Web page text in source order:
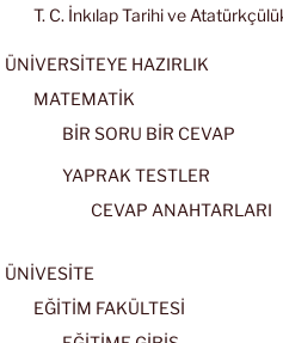
T. C. İnkılap Tarihi ve
ÜNİVERSİTEYE HAZIRLIK
MATEMATİK
BİR SORU BİR CEVAP
YAPRAK TESTLER
CEVAP ANAHTARLARI
ÜNİVESİTE
EĞİTİM FAKÜLTESİ